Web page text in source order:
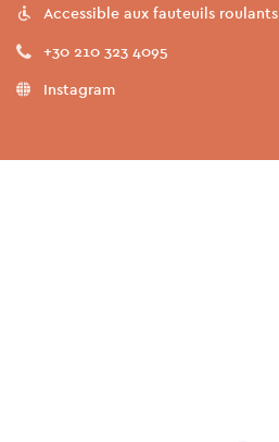
Accessible aux fauteuils roulants
+30 210 323 4095
Instagram